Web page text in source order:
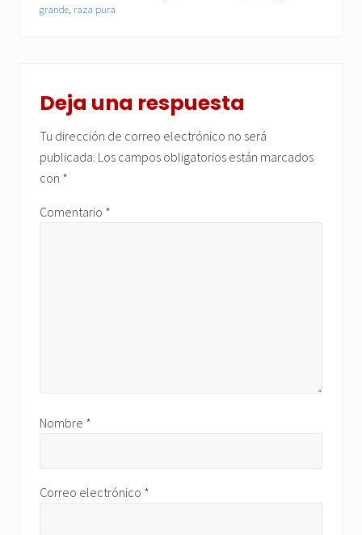
grande raza pura
con
los
lectores
Deja una respuesta
Tu dirección de correo electrónico no será
publicada. Los campos obligatorios están marcados
con *
Comentario *
Nombre *
Correo electrónico *